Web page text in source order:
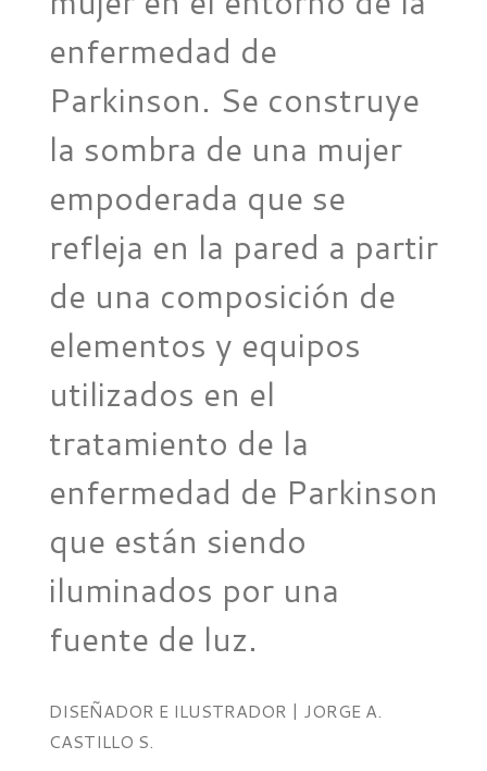
enfermedad de
Parkinson. Se construye
la sombra de una mujer
empoderada que se
refleja en la pared a partir
de una composición de
elementos y equipos
utilizados en el
tratamiento de la
enfermedad de Parkinson
que están siendo
iluminados por una
fuente de luz.
DISEÑADOR E ILUSTRADOR | JORGE A.
CASTILLO S.